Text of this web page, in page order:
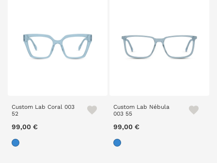
Custom Lab Coral 003
52
99,00 €
Custom Lab Nébula
003 55
99,00 €